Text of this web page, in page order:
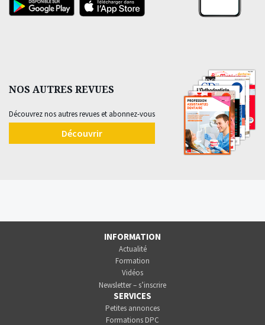
NOS AUTRES REVUES
Découvrez nos autres revues et abonnez-vous
Découvrir
INFORMATION
Actualité
Formation
Vidéos
Newsletter – s’inscrire
SERVICES
Petites annonces
Formations DPC